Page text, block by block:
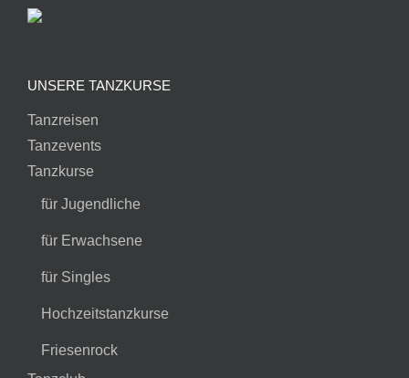
UNSERE TANZKURSE
Tanzreisen
Tanzevents
Tanzkurse
für Jugendliche
für Erwachsene
für Singles
Hochzeitstanzkurse
Friesenrock